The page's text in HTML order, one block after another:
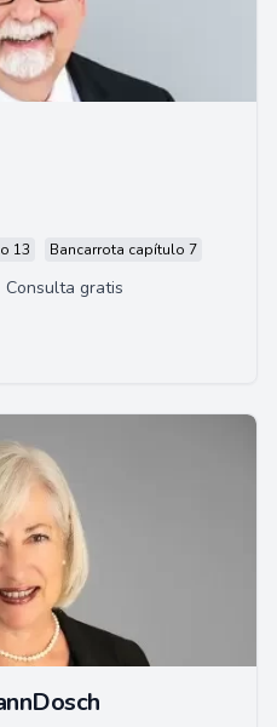
13 Bancarrota capítulo 7
Consulta gratis